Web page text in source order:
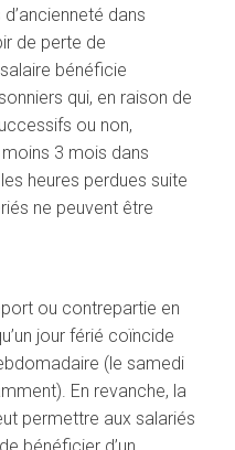
dans
de perte de
bénéficie
qui, en raison de
ou non,
moins 3 mois dans
heures perdues suite
ne peuvent être
ou contrepartie en
jour férié coïncide
(le samedi
En revanche, la
permettre aux salariés